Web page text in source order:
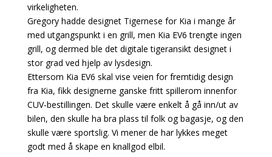
virkeligheten.
Gregory hadde designet Tigernese for Kia i mange år
med utgangspunkt i en grill, men Kia EV6 trengte ingen
grill, og dermed ble det digitale tigeransikt designet i
stor grad ved hjelp av lysdesign.
Ettersom Kia EV6 skal vise veien for fremtidig design
fra Kia, fikk designerne ganske fritt spillerom innenfor
CUV-bestillingen. Det skulle være enkelt å gå inn/ut av
bilen, den skulle ha bra plass til folk og bagasje, og den
skulle være sportslig. Vi mener de har lykkes meget
godt med å skape en knallgod elbil.